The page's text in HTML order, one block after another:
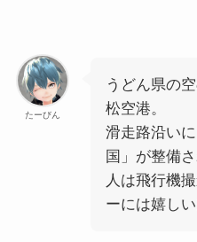
たーびん
うどん県の
松空港。
滑走路沿い
国」が整備
人は飛行機
ーには嬉しい